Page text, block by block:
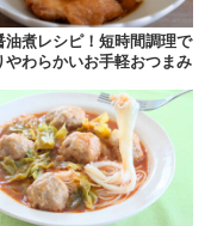
油煮レシピ！短時間調理で
やわらかいお手軽おつまみ